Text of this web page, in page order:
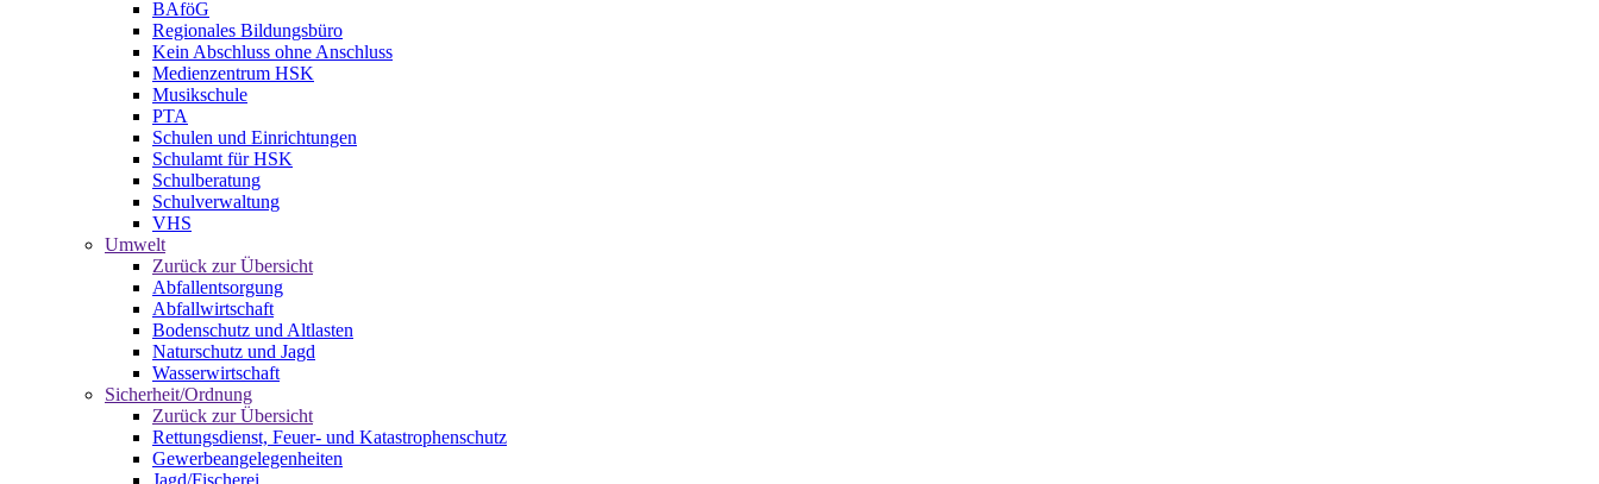
BAföG
Regionales Bildungsbüro
Kein Abschluss ohne Anschluss
Medienzentrum HSK
Musikschule
PTA
Schulen und Einrichtungen
Schulamt für HSK
Schulberatung
Schulverwaltung
VHS
Umwelt
Zurück zur Übersicht
Abfallentsorgung
Abfallwirtschaft
Bodenschutz und Altlasten
Naturschutz und Jagd
Wasserwirtschaft
Sicherheit/Ordnung
Zurück zur Übersicht
Rettungsdienst, Feuer- und Katastrophenschutz
Gewerbeangelegenheiten
Jagd/Fischerei